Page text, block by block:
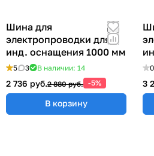
Шина для
электропроводки для
инд. оснащения 1000 мм
5 3 В наличии: 14
2 736 руб.2 880 руб. -5%
В корзину
0
3